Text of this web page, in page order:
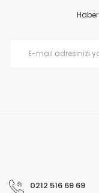
0212 516 69 69